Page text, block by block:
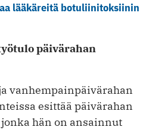
lääkäreitä botuliinitoksiinin
päivärahan
vanhempainpäivärahan
esittää päivärahan
hän on ansainnut